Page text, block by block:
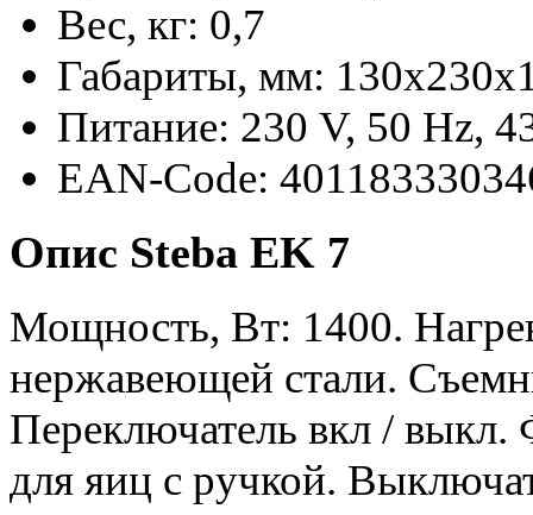
Вес, кг: 0,7
Габариты, мм:
Питание: 230 V, 50 Hz,
EAN-Code:
Опис Steba EK 7
Мощность, Вт: 1400.
нержавеющей стали.
Переключатель вкл /
для яиц с ручкой.